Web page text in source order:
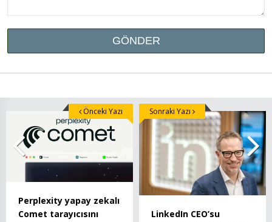
Perplexity yapay zekalı
Comet tarayıcısını
Önceki Yazı
LinkedIn CEO’su
Sonraki Yazı